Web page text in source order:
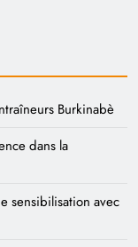
Burkinabè
dans la
sensibilisation avec